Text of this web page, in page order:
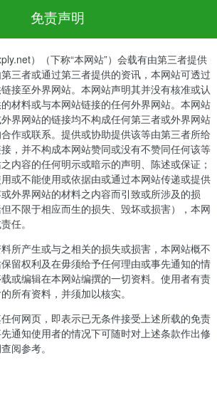
免责声明
）（下称“本网站”）会载有由第三者提供
三者或通过第三者提供的资讯，本网站可透过
接至外界网站。本网站声明其并没有核准或认
材料或与本网站链接的任何外界网站。本网站
界网站的链接均不构成任何第三者或外界网站
作或联系。提供或协助提供该等由第三者所给
，并不构成本网站赞同或没有不赞同任何该等
内容的任何明示或暗示的声明、陈述或保证；
或不能使用或依据由或通过本网站传递或提供
外界网站的材料之内容而引致或所涉及的损
不限于相应而生的损失、毁坏或损害），本网
任。
所产生或与之相关的损失或损害，本网站概不
留权利及在毋须给予任何理由或事先通知的情
或编辑在本网站编撰的一切资料。使用者有责
所有资料，并须加以核实。
何网页，即表示已无条件接受上述所载的免责
通知使用者的情况下可随时对上述条款作出修
阅参考。